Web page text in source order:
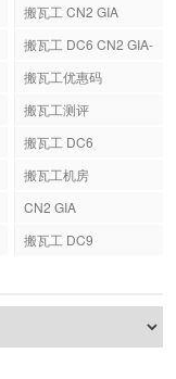
搬瓦工 CN2 GIA
搬瓦工 DC6 CN2 GIA-
搬瓦工优惠码
搬瓦工测评
搬瓦工 DC6
搬瓦工机房
CN2 GIA
搬瓦工 DC9